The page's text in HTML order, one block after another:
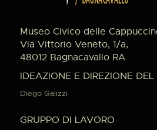
Museo Civico delle
Via Vittorio Veneto, 1/a,
48012 Bagnacavallo RA
IDEAZIONE E DIREZIONE DEL
Diego Galizzi
GRUPPO DI LAVORO